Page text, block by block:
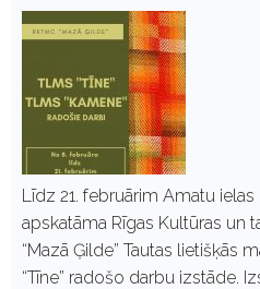
Līdz 21. februārim Amatu
apskatāma Rīgas Kultūras un
“Mazā Ģilde” Tautas lietišķās
“Tīne” radošo darbu izstāde.